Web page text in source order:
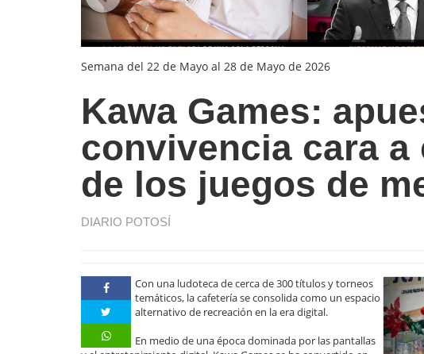
Semana del 22 de Mayo al 28 de Mayo de 2026
Kawa Games:
convivencia cara a
de los juegos de
DIARIO POTOSÍ
Con una ludoteca de cerca de 300 títulos y torneos
temáticos, la cafetería se consolida como un espacio
alternativo de recreación en la era digital.
En medio de una época dominada por las pantallas